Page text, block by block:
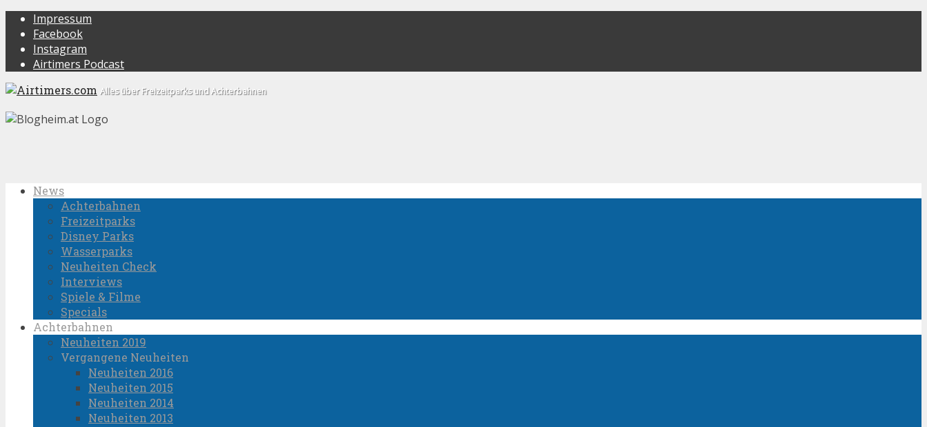
Impressum
Facebook
Instagram
Airtimers Podcast
Alles über Freizeitparks und Achterbahnen
News
Achterbahnen
Freizeitparks
Disney Parks
Wasserparks
Neuheiten Check
Interviews
Spiele & Filme
Specials
Achterbahnen
Neuheiten 2019
Vergangene Neuheiten
Neuheiten 2016
Neuheiten 2015
Neuheiten 2014
Neuheiten 2013